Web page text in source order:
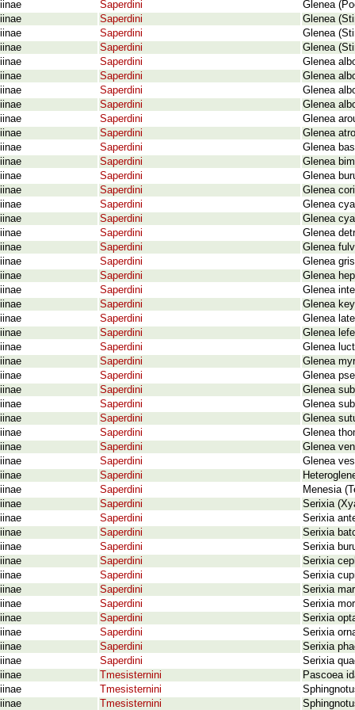
Saperdini
Glenea
Saperdini
Glenea
Saperdini
Glenea
Saperdini
Glenea
Saperdini
Glenea
Saperdini
Glenea
Saperdini
Glenea
Saperdini
Glenea
Saperdini
Glenea
Saperdini
Glenea
Saperdini
Glenea
Saperdini
Glenea
Saperdini
Glenea
Saperdini
Glenea
Saperdini
Glenea
Saperdini
Glenea
Saperdini
Glenea
Saperdini
Glenea
Saperdini
Glenea
Saperdini
Glenea
Saperdini
Glenea
Saperdini
Glenea
Saperdini
Glenea
Saperdini
Glenea
Saperdini
Glenea
Saperdini
Glenea
Saperdini
Glenea
Saperdini
Glenea
Saperdini
Glenea
Saperdini
Glenea
Saperdini
Glenea
Saperdini
Glenea
Saperdini
Glenea
Saperdini
Saperdini
Menesia
Saperdini
Serixia
Saperdini
Serixia
Saperdini
Serixia
Saperdini
Serixia
Saperdini
Serixia
Saperdini
Serixia
Saperdini
Serixia
Saperdini
Serixia
Saperdini
Serixia
Saperdini
Serixia
Saperdini
Serixia
Saperdini
Serixia
Tmesisternini
Pascoea
Tmesisternini
Tmesisternini